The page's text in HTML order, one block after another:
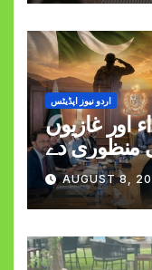
اردو نیوز اپڈیٹس
اور غازیوں
منظوری دے
دیAUGUST 8,